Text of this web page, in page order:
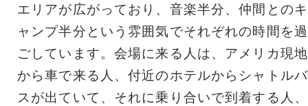
エリアが広がっており、音楽半分、仲間とのキ
ャンプ半分という雰囲気でそれぞれの時間を過
ごしています。会場に来る人は、アメリカ現地
から車で来る人、付近のホテルからシャトルバ
スが出ていて、それに乗り合いで到着する人、